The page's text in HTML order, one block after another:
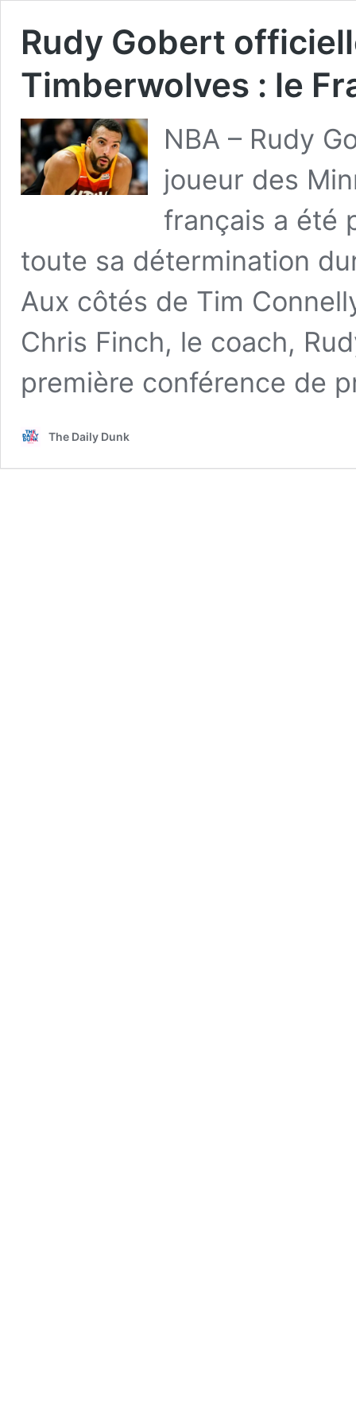
Rudy Gobert
Timberwolves : le
NBA – Rudy
joueur des
français a été
toute sa détermination
Aux côtés de Tim
Chris Finch, le coach,
première conférence de
The Daily Dunk